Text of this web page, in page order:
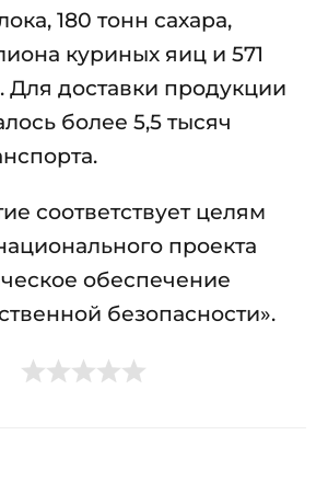
180 тонн сахара,
куриных яиц и 571
Для доставки продукции
более 5,5 тысяч
соответствует целям
проекта
обеспечение
безопасности».